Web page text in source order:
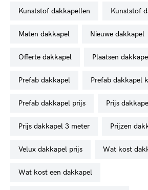
kunststof dakkapellen kunststof
maten dakkapel nieuwe dakkapel
offerte dakkapel plaatsen
prefab dakkapel prefab dakkapel
prefab dakkapel prijs prijs
prijs dakkapel 3 meter prijzen
velux dakkapel prijs wat kost
wat kost een dakkapel